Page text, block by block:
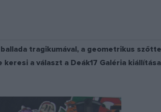
tragikumával, a geometrikus
a választ a Deák17 Galéria